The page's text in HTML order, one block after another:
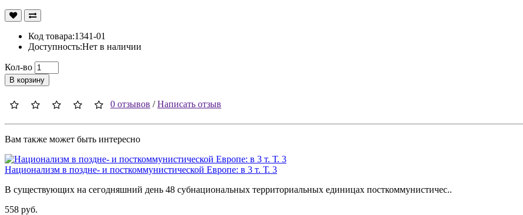
Код товара:1341-01
Доступность:Нет в наличии
Кол-во
В корзину
0 отзывов /Написать отзыв
Вам также может быть интересно
Национализм в поздне- и посткоммунистической Европе: в 3 т. Т. 3
В существующих на сегодняшний день 48 субнациональных территориальных единицах посткоммунистичес..
558 руб.